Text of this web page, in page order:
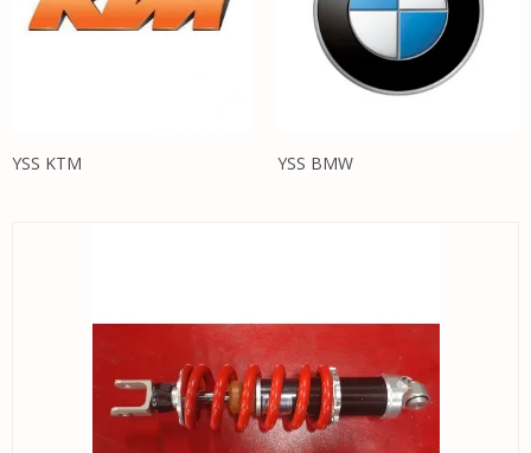
YSS KTM YSS BMW